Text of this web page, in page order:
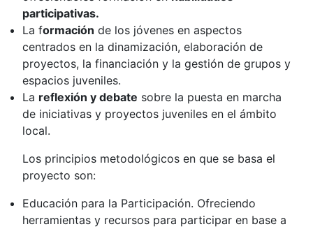
participativas.
La formación de los jóvenes en aspectos
centrados en la dinamización, elaboración de
proyectos, la financiación y la gestión de grupos y
espacios juveniles.
La reflexión y debate sobre la puesta en marcha
de iniciativas y proyectos juveniles en el ámbito
local.
Los principios metodológicos en que se basa el
proyecto son:
Educación para la Participación. Ofreciendo
herramientas y recursos para participar en base a